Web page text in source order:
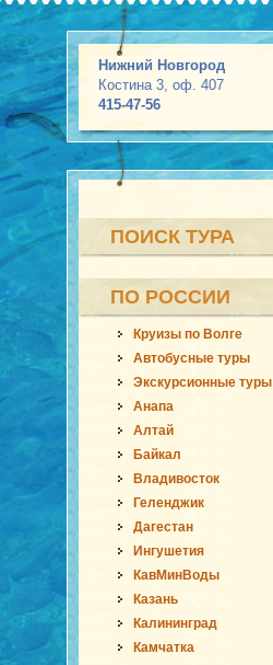
Нижний Новгород
Костина 3, оф. 407
415-47-56
ПОИСК ТУРА
ПО РОССИИ
Круизы по Волге
Автобусные туры
Экскурсионные туры
Анапа
Алтай
Байкал
Владивосток
Геленджик
Дагестан
Ингушетия
КавМинВоды
Казань
Калининград
Камчатка